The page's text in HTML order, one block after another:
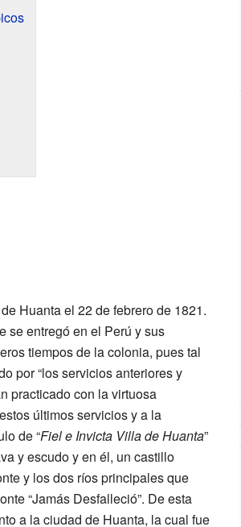
Huanta el 22 de febrero de 1821.
se entregó en el Perú y sus
tiempos de la colonia, pues tal
por “los servicios anteriores y
practicado con la virtuosa
últimos servicios y a la
de “Fiel e Invicta Villa de Huanta”
y escudo y en él, un castillo
y los dos ríos principales que
“Jamás Desfalleció”. De esta
a la ciudad de Huanta, la cual fue